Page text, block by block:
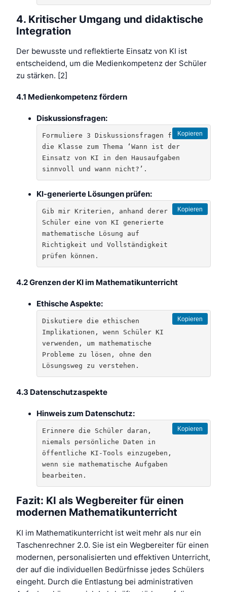
4. Kritischer Umgang und didaktische
Integration
Der bewusste und reflektierte Einsatz von KI ist
entscheidend, um die Medienkompetenz der Schüler
zu stärken. [2]
4.1 Medienkompetenz fördern
Diskussionsfragen:
Formuliere 3 Diskussionsfragen für
die Klasse zum Thema ‘Wann ist der
Einsatz von KI in den Hausaufgaben
sinnvoll und wann nicht?’.
Kopieren
KI-generierte Lösungen prüfen:
Gib mir Kriterien, anhand derer
Schüler eine von KI generierte
mathematische Lösung auf
Richtigkeit und Vollständigkeit
prüfen können.
Kopieren
4.2 Grenzen der KI im Mathematikunterricht
Ethische Aspekte:
Diskutiere die ethischen
Implikationen, wenn Schüler KI
verwenden, um mathematische
Probleme zu lösen, ohne den
Lösungsweg zu verstehen.
Kopieren
4.3 Datenschutzaspekte
Hinweis zum Datenschutz:
Erinnere die Schüler daran,
niemals persönliche Daten in
öffentliche KI-Tools einzugeben,
wenn sie mathematische Aufgaben
bearbeiten.
Kopieren
Fazit: KI als Wegbereiter für einen
modernen Mathematikunterricht
KI im Mathematikunterricht ist weit mehr als nur ein
Taschenrechner 2.0. Sie ist ein Wegbereiter für einen
modernen, personalisierten und effektiven Unterricht,
der auf die individuellen Bedürfnisse jedes Schülers
eingeht. Durch die Entlastung bei administrativen